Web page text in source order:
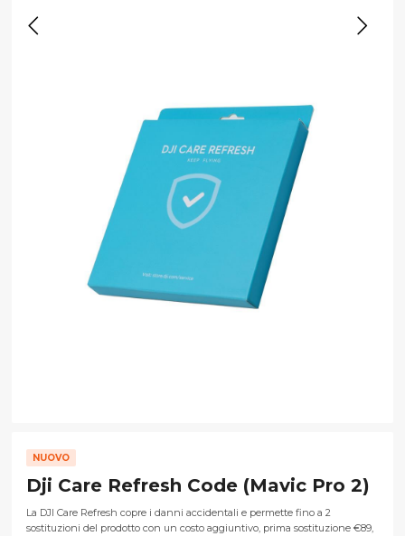
NUOVO
Dji Care Refresh Code (Mavic Pro 2)
La DJI Care Refresh copre i danni accidentali e permette fino a 2
sostituzioni del prodotto con un costo aggiuntivo, prima sostituzione €89,